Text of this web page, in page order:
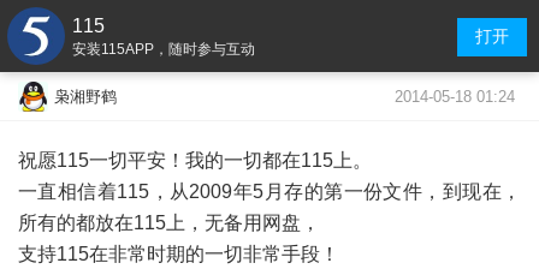
115
安装115APP，随时参与互动
打开
枭湘野鹤 2014-05-18 01:24
祝愿115一切平安！我的一切都在115上。
一直相信着115，从2009年5月存的第一份文件，到现在，
所有的都放在115上，无备用网盘，
支持115在非常时期的一切非常手段！